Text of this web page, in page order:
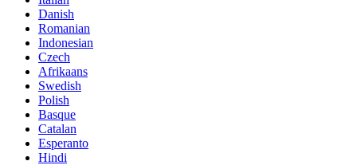
Danish
Romanian
Indonesian
Czech
Afrikaans
Swedish
Polish
Basque
Catalan
Esperanto
Hindi